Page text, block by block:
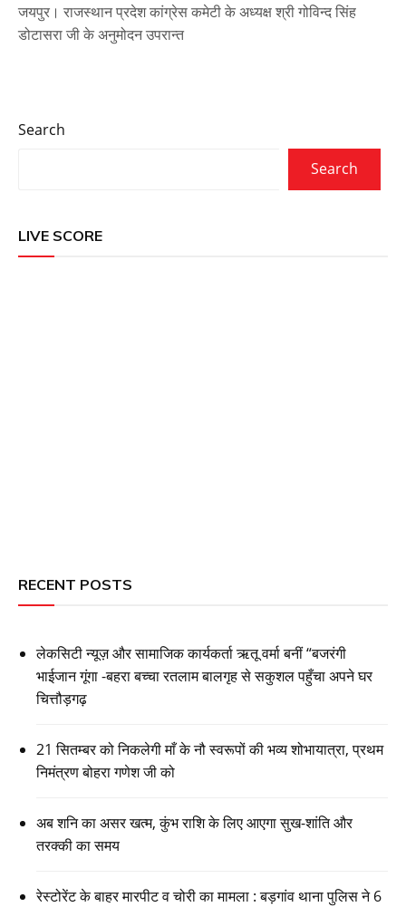
जयपुर। राजस्थान प्रदेश कांग्रेस कमेटी के अध्यक्ष श्री गोविन्द सिंह
डोटासरा जी के अनुमोदन उपरान्त
Search
Search
LIVE SCORE
RECENT POSTS
लेकसिटी न्यूज़ और सामाजिक कार्यकर्ता ऋतू वर्मा बनीं “बजरंगी
भाईजान गूंगा -बहरा बच्चा रतलाम बालगृह से सकुशल पहुँचा अपने घर
चित्तौड़गढ़
21 सितम्बर को निकलेगी माँ के नौ स्वरूपों की भव्य शोभायात्रा, प्रथम
निमंत्रण बोहरा गणेश जी को
अब शनि का असर खत्म, कुंभ राशि के लिए आएगा सुख-शांति और
तरक्की का समय
रेस्टोरेंट के बाहर मारपीट व चोरी का मामला : बड़गांव थाना पुलिस ने 6